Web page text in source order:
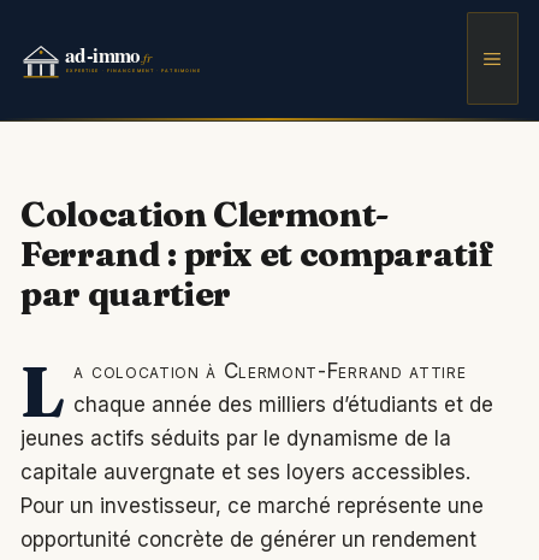
contenu
Colocation Clermont-
Ferrand : prix et comparatif
par quartier
L a colocation à Clermont-Ferrand attire
chaque année des milliers d’étudiants et de
jeunes actifs séduits par le dynamisme de la
capitale auvergnate et ses loyers accessibles.
Pour un investisseur, ce marché représente une
opportunité concrète de générer un rendement